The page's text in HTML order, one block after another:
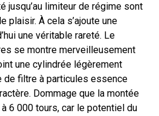
jusqu’au limiteur de régime sont
plaisir. À cela s’ajoute une
une véritable rareté. Le
se montre merveilleusement
une cylindrée légèrement
de filtre à particules essence
Dommage que la montée
6 000 tours, car le potentiel du